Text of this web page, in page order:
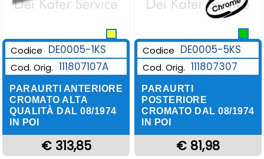
Codice DE0005-1KS
Cod. Orig. 111807107A
PARAURTI ANTERIORE
CROMATO ALTA
QUALITÀ DAL 08/1974
IN POI
€ 313,85
Codice DE0005-5KS
Cod. Orig. 111807307
PARAURTI
POSTERIORE
CROMATO DAL 08/1974
IN POI
€ 81,98